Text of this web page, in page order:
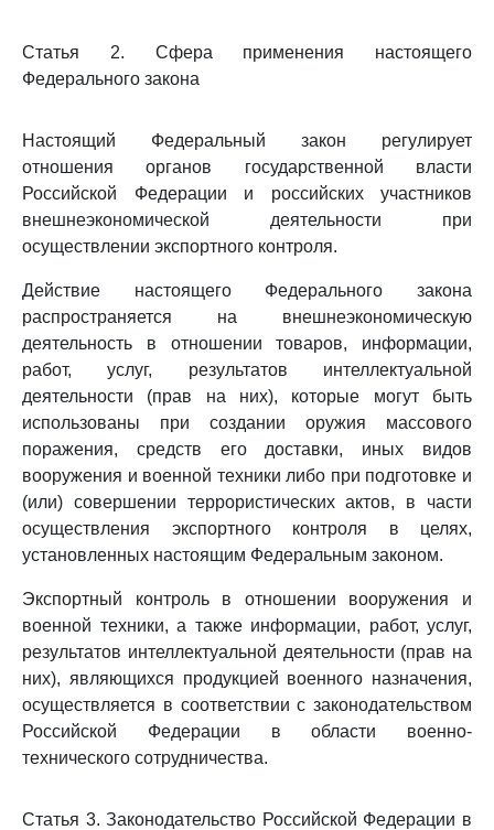
Статья 2. Сфера применения настоящего
Федерального закона
Настоящий Федеральный закон регулирует
отношения органов государственной власти
Российской Федерации и российских участников
внешнеэкономической деятельности при
осуществлении экспортного контроля.
Действие настоящего Федерального закона
распространяется на внешнеэкономическую
деятельность в отношении товаров, информации,
работ, услуг, результатов интеллектуальной
деятельности (прав на них), которые могут быть
использованы при создании оружия массового
поражения, средств его доставки, иных видов
вооружения и военной техники либо при подготовке и
(или) совершении террористических актов, в части
осуществления экспортного контроля в целях,
установленных настоящим Федеральным законом.
Экспортный контроль в отношении вооружения и
военной техники, а также информации, работ, услуг,
результатов интеллектуальной деятельности (прав на
них), являющихся продукцией военного назначения,
осуществляется в соответствии с законодательством
Российской Федерации в области военно-
технического сотрудничества.
Статья 3. Законодательство Российской Федерации в